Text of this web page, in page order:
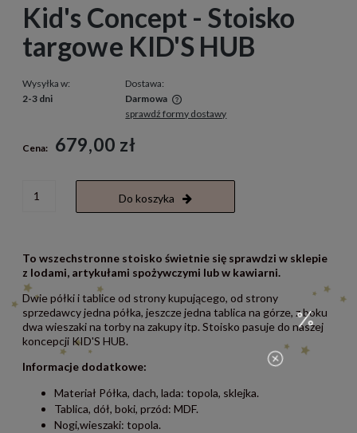
Kid's Concept - Stoisko
targowe KID'S HUB
Wysyłka w:
2-3 dni
Dostawa:
Darmowa
Cena nie zawiera ewentualnych kosztów płatności
sprawdź formy dostawy
Cena: 679,00 zł
Do koszyka
To wszechstronne stoisko świetnie się sprawdzi w sklepie
z lodami, artykułami spożywczymi lub w kawiarni.
Dwie półki i tablice od strony kupującego, od strony
sprzedawcy jedna półka, jeszcze jedna tablica na górze, z boku
dwa wieszaki na torby na zakupy itp. Stoisko pasuje do naszej
koncepcji KID'S HUB.
Informacje dodatkowe:
Materiał Półka, dach, lada: topola, sklejka.
Tablica, dół, boki, przód: MDF.
Nogi,wieszaki: topola.